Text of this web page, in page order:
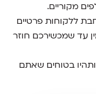
מקוריים.
ללקוחות פרטיים
עד שמכשירכם חוזר
ותהיו בטוחים שאתם